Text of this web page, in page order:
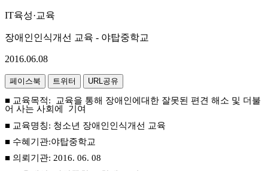
IT육성·교육
장애인인식개선 교육 - 야탑중학교
2016.06.08
페이스북 트위터 URL공유
■ 교육목적: 교육을 통해 장애인에대한 잘못된 편견 해소 및 더불
어 사는 사회에 기여
■ 교육명칭: 청소년 장애인인식개선 교육
■ 수혜기관:야탑중학교
■ 의뢰기관: 2016. 06. 08